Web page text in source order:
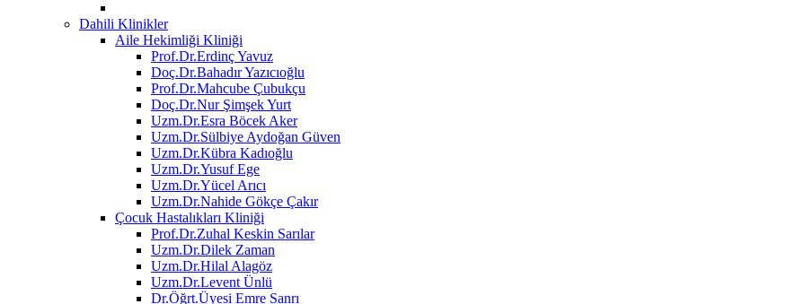
Dahili Klinikler
Aile Hekimliği Kliniği
Prof.Dr.Erdinç Yavuz
Doç.Dr.Bahadır Yazıcıoğlu
Prof.Dr.Mahcube Çubukçu
Doç.Dr.Nur Şimşek Yurt
Uzm.Dr.Esra Böcek Aker
Uzm.Dr.Sülbiye Aydoğan Güven
Uzm.Dr.Kübra Kadıoğlu
Uzm.Dr.Yusuf Ege
Uzm.Dr.Yücel Arıcı
Uzm.Dr.Nahide Gökçe Çakır
Çocuk Hastalıkları Kliniği
Prof.Dr.Zuhal Keskin Sarılar
Uzm.Dr.Dilek Zaman
Uzm.Dr.Hilal Alagöz
Uzm.Dr.Levent Ünlü
Dr.Öğrt.Üyesi Emre Sanrı